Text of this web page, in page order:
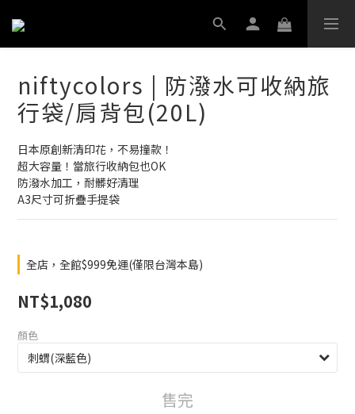
niftycolors | 防潑水可收納旅
行袋/肩背包(20L)
日本原創新清印花，不易撞款！
超大容量！當旅行收納包也OK
防潑水加工，耐髒好清理
A3尺寸可折疊手提袋
全店，全館$999免運(僅限台灣本島)
NT$1,080
顏色
售完